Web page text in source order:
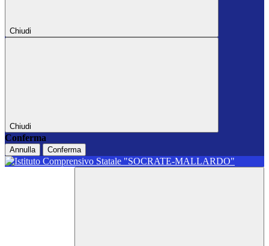
Chiudi
Chiudi
Conferma
Annulla Conferma